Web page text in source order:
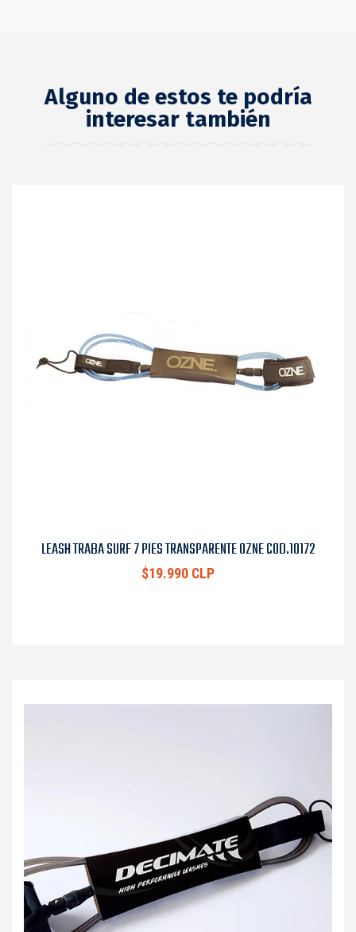
Alguno de estos te podría
interesar también
LEASH TRABA SURF 7 PIES TRANSPARENTE OZNE COD.10172
$19.990 CLP